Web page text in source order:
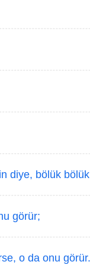
bölük bölük
görür;
o da onu görür.